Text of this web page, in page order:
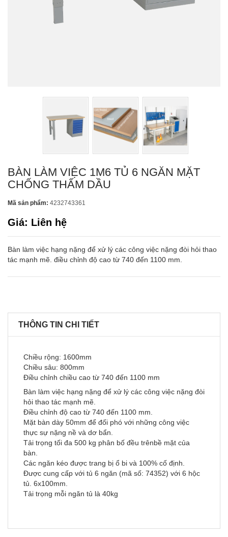
BÀN LÀM VIỆC 1M6 TỦ 6 NGĂN MẶT
CHỐNG THẤM DẦU
Mã sản phẩm: 4232743361
Giá: Liên hệ
Bàn làm việc hạng nặng để xử lý các công việc nặng đòi hỏi thao
tác mạnh mẽ. điều chỉnh độ cao từ 740 đến 1100 mm.
THÔNG TIN CHI TIẾT
Chiều rộng: 1600mm
Chiều sâu: 800mm
Điều chỉnh chiều cao từ 740 đến 1100 mm
Bàn làm việc hạng nặng để xử lý các công việc nặng đòi
hỏi thao tác mạnh mẽ.
Điều chỉnh độ cao từ 740 đến 1100 mm.
Mặt bàn dày 50mm để đối phó với những công việc
thực sự nặng nề và dơ bẩn.
Tải trọng tối đa 500 kg phân bố đều trênbề mặt của
bàn.
Các ngăn kéo được trang bị ổ bi và 100% cố định.
Được cung cấp với tủ 6 ngăn (mã số: 74352) với 6 hộc
tủ. 6x100mm.
Tải trọng mỗi ngăn tủ là 40kg